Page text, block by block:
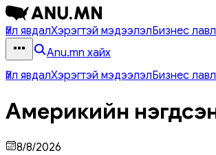
Үйл явдалХэрэгтэй мэдээлэлБизнес
Anu.mn хайх
Үйл явдалХэрэгтэй мэдээлэлБизнес
Америкийн
8/8/2026